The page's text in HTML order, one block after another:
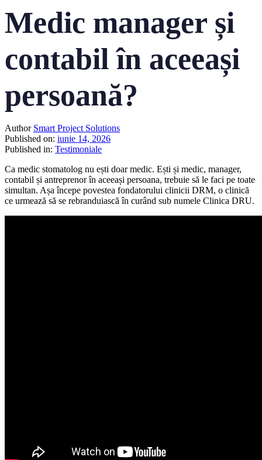
Medic manager și
contabil în aceeași
persoană?
Author Smart Project Solutions
Published on: iunie 14, 2026
Published in: Testimoniale
Ca medic stomatolog nu ești doar medic. Ești și medic, manager,
contabil și antreprenor în aceeași persoana, trebuie să le faci pe toate
simultan. Așa începe povestea fondatorului clinicii DRM, o clinică
ce urmează să se rebranduiască în curând sub numele Clinica DRU.